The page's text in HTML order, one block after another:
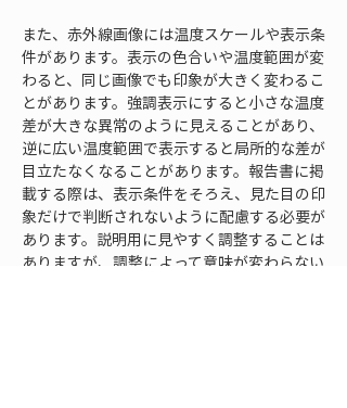
また、赤外線画像には温度スケールや表示条
件があります。表示の色合いや温度範囲が変
わると、同じ画像でも印象が大きく変わるこ
とがあります。強調表示にすると小さな温度
差が大きな異常のように見えることがあり、
逆に広い温度範囲で表示すると局所的な差が
目立たなくなることがあります。報告書に掲
載する際は、表示条件をそろえ、見た目の印
象だけで判断されないように配慮する必要が
あります。説明用に見やすく調整することは
ありますが、調整によって意味が変わらない